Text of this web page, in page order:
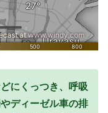
にくっつき、呼吸
ディーゼル車の排